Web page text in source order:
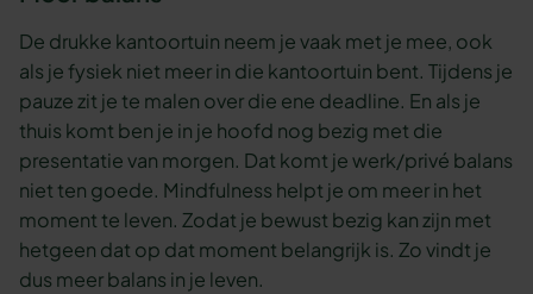
De drukke kantoortuin neem je vaak met je mee, ook
als je fysiek niet meer in die kantoortuin bent. Tijdens je
pauze zit je te malen over die ene deadline. En als je
thuis komt ben je in je hoofd nog bezig met die
presentatie van morgen. Dat komt je werk/privé balans
niet ten goede. Mindfulness helpt je om meer in het
moment te leven. Zodat je bewust bezig kan zijn met
hetgeen dat op dat moment belangrijk is. Zo vindt je
dus meer balans in je leven.